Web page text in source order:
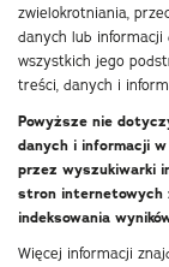
zwielokrotniania,
danych lub informacji
wszystkich jego
treści, danych i
Powyższe nie
danych i informacji
przez wyszukiwarki
stron internetowych
indeksowania
Więcej informacji